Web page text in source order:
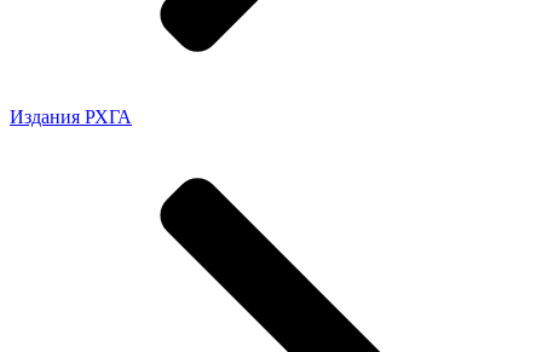
Издания РХГА